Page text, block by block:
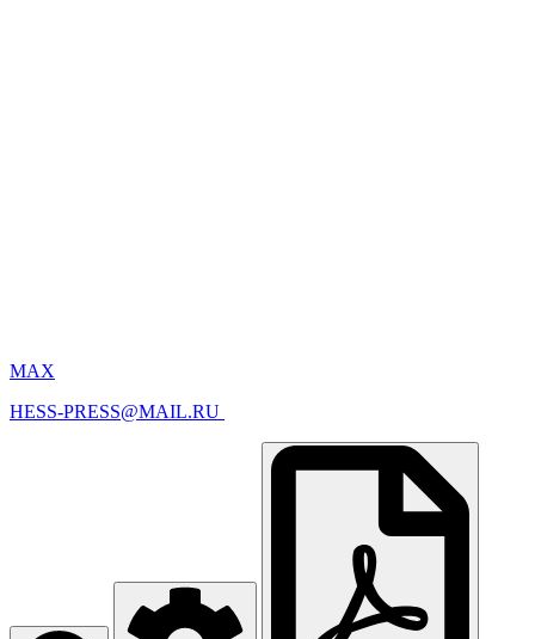
MAX
HESS-PRESS@MAIL.RU